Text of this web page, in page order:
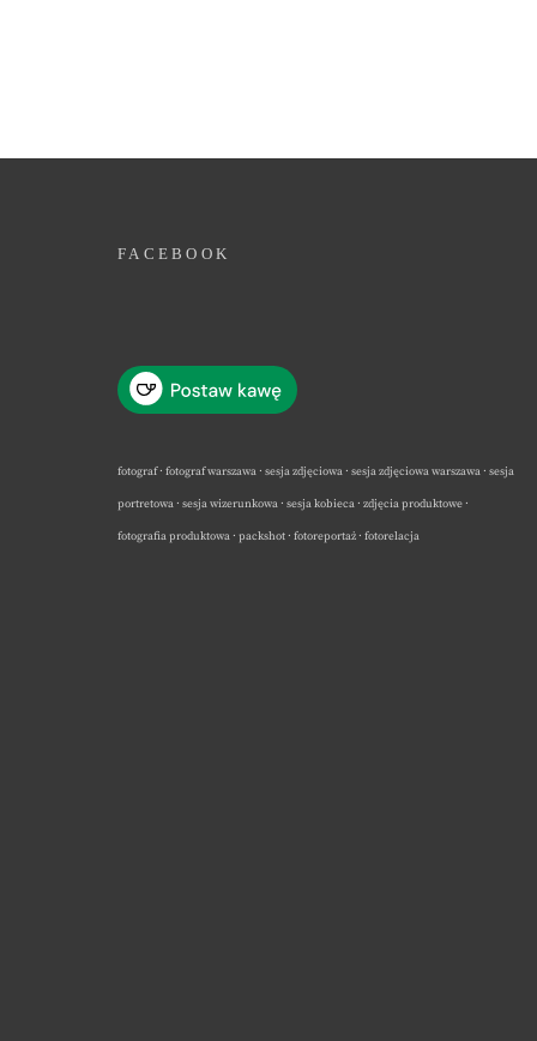
FACEBOOK
fotograf · fotograf warszawa · sesja zdjęciowa · sesja zdjęciowa warszawa · sesja
portretowa · sesja wizerunkowa · sesja kobieca · zdjęcia produktowe ·
fotografia produktowa · packshot · fotoreportaż · fotorelacja